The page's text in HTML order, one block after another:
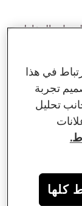
والحفاظ
بسهولة تجربة
احتمال فيضان
إنها
في هذا
تجربة
تحليل
كلها